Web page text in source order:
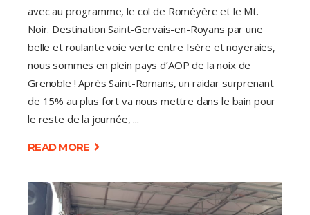
avec au programme, le col de Roméyère et le Mt.
Noir. Destination Saint-Gervais-en-Royans par une
belle et roulante voie verte entre Isère et noyeraies,
nous sommes en plein pays d’AOP de la noix de
Grenoble ! Après Saint-Romans, un raidar surprenant
de 15% au plus fort va nous mettre dans le bain pour
le reste de la journée,
READ MORE